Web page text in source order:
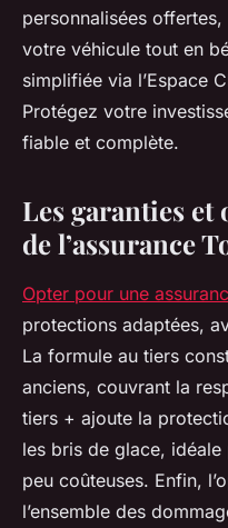
Esteban•25 octobre 2025
personnalisées
votre véhicule tout en
simplifiée via l’Espace
Protégez votre
fiable et complète.
Les garanties
de l’assurance
Opter pour une
protections adaptées,
La formule au tiers
anciens, couvrant la
tiers + ajoute la
les bris de glace,
peu coûteuses. Enfin,
l’ensemble des